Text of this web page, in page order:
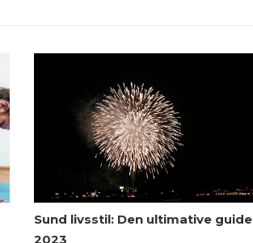
Sund livsstil: Den ultimative guide
2023